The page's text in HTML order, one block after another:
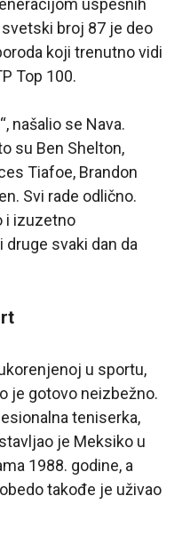
uspešnih
broj 87 je deo
koji trenutno vidi
Top 100.
našalio se Nava.
su Ben Shelton,
Tiafoe, Brandon
Svi rade odlično.
i izuzetno
druge svaki dan da
u sportu,
je gotovo neizbežno.
teniserka,
je Meksiko u
1988. godine, a
takođe je uživao